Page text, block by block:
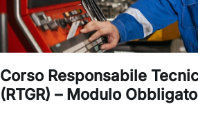
Corso Responsabile
(RTGR) – Modulo